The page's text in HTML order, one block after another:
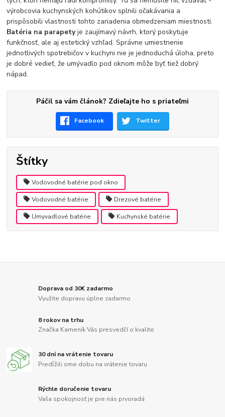
výrobcovia kuchynských kohútikov splnili očakávania a
prispôsobili vlastnosti tohto zariadenia obmedzeniam miestnosti.
Batéria na parapetyje zaujímavý návrh, ktorý poskytuje
funkčnosť, ale aj estetický vzhľad. Správne umiestnenie
jednotlivých spotrebičov v kuchyni nie je jednoduchá úloha, preto
je dobré vedieť, že umývadlo pod oknom môže byť tiež dobrý
nápad.
Páčil sa vám článok? Zdieľajte ho s priateľmi
Facebook Twitter
Štítky
Vodovodné batérie pod okno
Vodovodné batérie Drezové batérie
Umyvadlové batérie Kuchynské batérie
Doprava od 30€ zadarmo
Využite dopravu úplne zadarmo
8 rokov na trhu
Značka Kameník Vás presvedčí o kvalite
30 dní na vrátenie tovaru
Predĺžili sme dobu na vrátenie tovaru
Rýchle doručenie tovaru
Vaša spokojnosť je pre nás prvoradá